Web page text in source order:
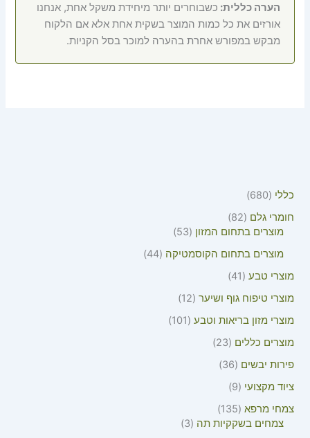
כללי
680
חומרי גלם
82
מוצרים בתחום המזון
53
מוצרים בתחום הקוסמטיקה 44
מוצרי טבע
41
מוצרי טיפוח גוף ושיער 12
מוצרי מזון בריאות וטבע
101
מוצרים כללים
23
פירות יבשים
36
ציוד מקצועי
9
צמחי מרפא 135
צמחים בשקקיות תה
3
הערה כללית: כשבוחרים יותר מיחידת משקל אחת, אנחנו
אורזים את כל כמות המוצר בשקית אחת אלא אם הלקוח
מבקש במפורש אחרת בהערה למוכר בסל הקניות.